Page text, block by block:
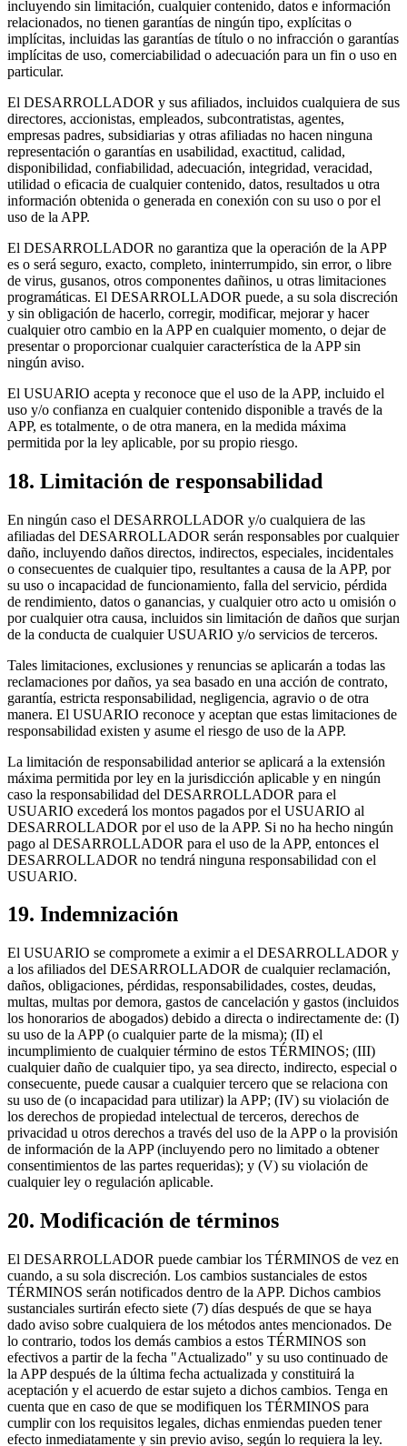
incluyendo sin limitación, cualquier contenido, datos e información
relacionados, no tienen garantías de ningún tipo, explícitas o
implícitas, incluidas las garantías de título o no infracción o garantías
implícitas de uso, comerciabilidad o adecuación para un fin o uso en
particular.
El DESARROLLADOR y sus afiliados, incluidos cualquiera de sus
directores, accionistas, empleados, subcontratistas, agentes,
empresas padres, subsidiarias y otras afiliadas no hacen ninguna
representación o garantías en usabilidad, exactitud, calidad,
disponibilidad, confiabilidad, adecuación, integridad, veracidad,
utilidad o eficacia de cualquier contenido, datos, resultados u otra
información obtenida o generada en conexión con su uso o por el
uso de la APP.
El DESARROLLADOR no garantiza que la operación de la APP
es o será seguro, exacto, completo, ininterrumpido, sin error, o libre
de virus, gusanos, otros componentes dañinos, u otras limitaciones
programáticas. El DESARROLLADOR puede, a su sola discreción
y sin obligación de hacerlo, corregir, modificar, mejorar y hacer
cualquier otro cambio en la APP en cualquier momento, o dejar de
presentar o proporcionar cualquier característica de la APP sin
ningún aviso.
El USUARIO acepta y reconoce que el uso de la APP, incluido el
uso y/o confianza en cualquier contenido disponible a través de la
APP, es totalmente, o de otra manera, en la medida máxima
permitida por la ley aplicable, por su propio riesgo.
18. Limitación de responsabilidad
En ningún caso el DESARROLLADOR y/o cualquiera de las
afiliadas del DESARROLLADOR serán responsables por cualquier
daño, incluyendo daños directos, indirectos, especiales, incidentales
o consecuentes de cualquier tipo, resultantes a causa de la APP, por
su uso o incapacidad de funcionamiento, falla del servicio, pérdida
de rendimiento, datos o ganancias, y cualquier otro acto u omisión o
por cualquier otra causa, incluidos sin limitación de daños que surjan
de la conducta de cualquier USUARIO y/o servicios de terceros.
Tales limitaciones, exclusiones y renuncias se aplicarán a todas las
reclamaciones por daños, ya sea basado en una acción de contrato,
garantía, estricta responsabilidad, negligencia, agravio o de otra
manera. El USUARIO reconoce y aceptan que estas limitaciones de
responsabilidad existen y asume el riesgo de uso de la APP.
La limitación de responsabilidad anterior se aplicará a la extensión
máxima permitida por ley en la jurisdicción aplicable y en ningún
caso la responsabilidad del DESARROLLADOR para el
USUARIO excederá los montos pagados por el USUARIO al
DESARROLLADOR por el uso de la APP. Si no ha hecho ningún
pago al DESARROLLADOR para el uso de la APP, entonces el
DESARROLLADOR no tendrá ninguna responsabilidad con el
USUARIO.
19. Indemnización
El USUARIO se compromete a eximir a el DESARROLLADOR y
a los afiliados del DESARROLLADOR de cualquier reclamación,
daños, obligaciones, pérdidas, responsabilidades, costes, deudas,
multas, multas por demora, gastos de cancelación y gastos (incluidos
los honorarios de abogados) debido a directa o indirectamente de: (I)
su uso de la APP (o cualquier parte de la misma); (II) el
incumplimiento de cualquier término de estos TÉRMINOS; (III)
cualquier daño de cualquier tipo, ya sea directo, indirecto, especial o
consecuente, puede causar a cualquier tercero que se relaciona con
su uso de (o incapacidad para utilizar) la APP; (IV) su violación de
los derechos de propiedad intelectual de terceros, derechos de
privacidad u otros derechos a través del uso de la APP o la provisión
de información de la APP (incluyendo pero no limitado a obtener
consentimientos de las partes requeridas); y (V) su violación de
cualquier ley o regulación aplicable.
20. Modificación de términos
El DESARROLLADOR puede cambiar los TÉRMINOS de vez en
cuando, a su sola discreción. Los cambios sustanciales de estos
TÉRMINOS serán notificados dentro de la APP. Dichos cambios
sustanciales surtirán efecto siete (7) días después de que se haya
dado aviso sobre cualquiera de los métodos antes mencionados. De
lo contrario, todos los demás cambios a estos TÉRMINOS son
efectivos a partir de la fecha "Actualizado" y su uso continuado de
la APP después de la última fecha actualizada y constituirá la
aceptación y el acuerdo de estar sujeto a dichos cambios. Tenga en
cuenta que en caso de que se modifiquen los TÉRMINOS para
cumplir con los requisitos legales, dichas enmiendas pueden tener
efecto inmediatamente y sin previo aviso, según lo requiera la ley.